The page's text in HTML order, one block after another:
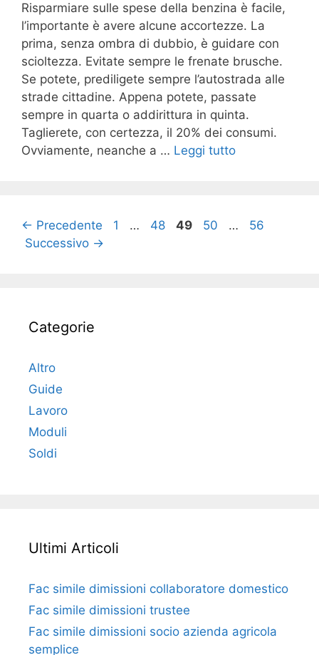
Risparmiare sulle spese della benzina è facile,
l’importante è avere alcune accortezze. La
prima, senza ombra di dubbio, è guidare con
scioltezza. Evitate sempre le frenate brusche.
Se potete, prediligete sempre l’autostrada alle
strade cittadine. Appena potete, passate
sempre in quarta o addirittura in quinta.
Taglierete, con certezza, il 20% dei consumi.
Ovviamente, neanche a … Leggi tutto
← Precedente Pagina
1 … Pagina
48 Pagina
49 Pagina
50 … Pagina
56
Successivo →
Categorie
Altro
Guide
Lavoro
Moduli
Soldi
Ultimi Articoli
Fac simile dimissioni collaboratore domestico​​​
Fac simile dimissioni trustee​​​
Fac simile ​dimissioni socio azienda agricola
semplice​​​